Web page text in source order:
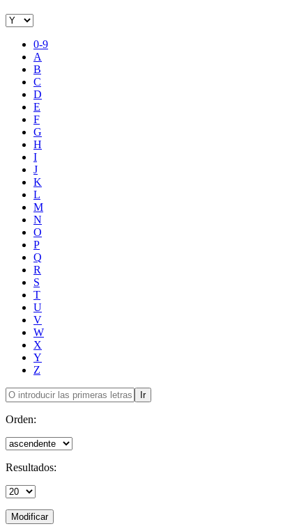
0-9
A
B
C
D
E
F
G
H
I
J
K
L
M
N
O
P
Q
R
S
T
U
V
W
X
Y
Z
Ir
Orden:
Resultados:
Modificar